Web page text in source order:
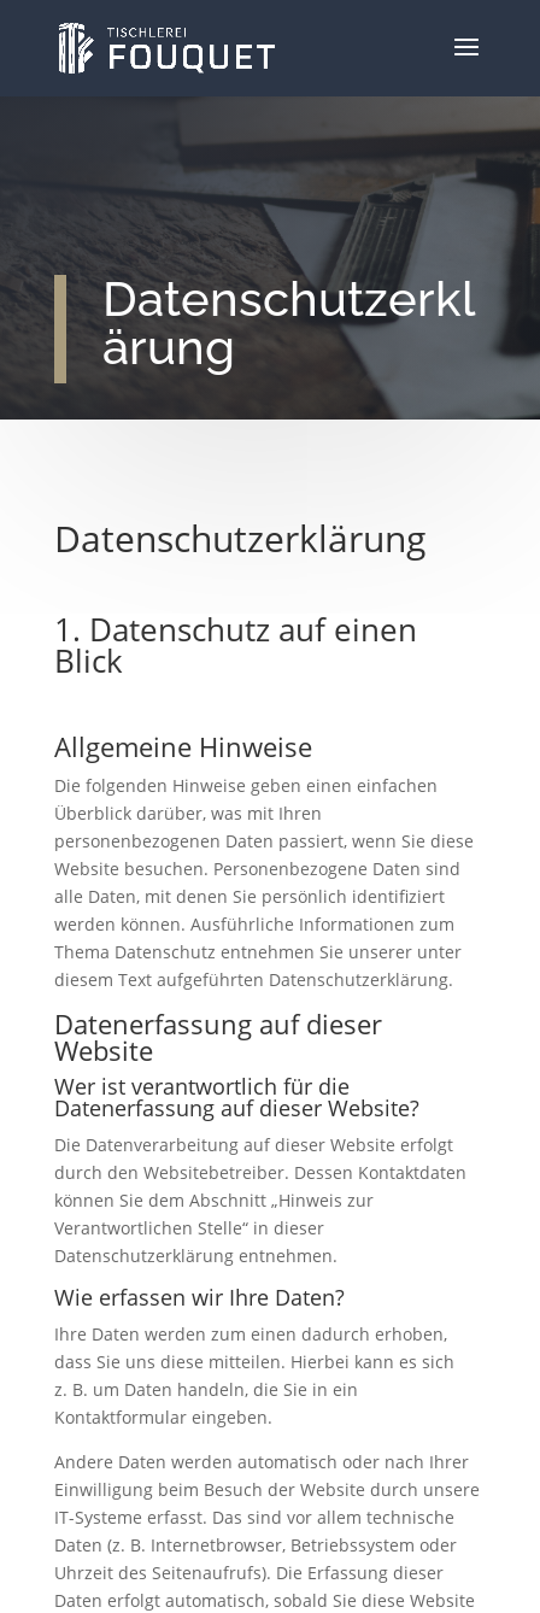
Datenschutzerkl
ärung
Datenschutz­erklärung
1. Datenschutz auf einen
Blick
Allgemeine Hinweise
Die folgenden Hinweise geben einen einfachen
Überblick darüber, was mit Ihren
personenbezogenen Daten passiert, wenn Sie diese
Website besuchen. Personenbezogene Daten sind
alle Daten, mit denen Sie persönlich identifiziert
werden können. Ausführliche Informationen zum
Thema Datenschutz entnehmen Sie unserer unter
diesem Text aufgeführten Datenschutzerklärung.
Datenerfassung auf dieser
Website
Wer ist verantwortlich für die
Datenerfassung auf dieser Website?
Die Datenverarbeitung auf dieser Website erfolgt
durch den Websitebetreiber. Dessen Kontaktdaten
können Sie dem Abschnitt „Hinweis zur
Verantwortlichen Stelle“ in dieser
Datenschutzerklärung entnehmen.
Wie erfassen wir Ihre Daten?
Ihre Daten werden zum einen dadurch erhoben,
dass Sie uns diese mitteilen. Hierbei kann es sich
z. B. um Daten handeln, die Sie in ein
Kontaktformular eingeben.
Andere Daten werden automatisch oder nach Ihrer
Einwilligung beim Besuch der Website durch unsere
IT-Systeme erfasst. Das sind vor allem technische
Daten (z. B. Internetbrowser, Betriebssystem oder
Uhrzeit des Seitenaufrufs). Die Erfassung dieser
Daten erfolgt automatisch, sobald Sie diese Website